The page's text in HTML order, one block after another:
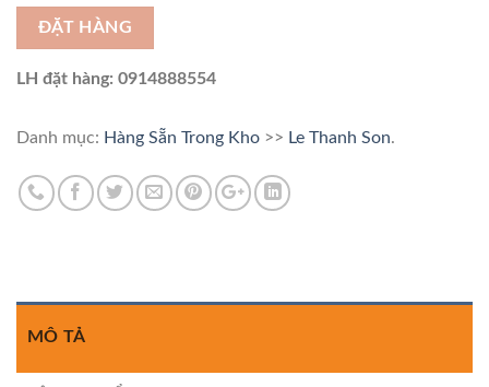
ĐẶT HÀNG
LH đặt hàng: 0914888554
Danh mục: Hàng Sẵn Trong Kho >> Le Thanh Son.
MÔ TẢ